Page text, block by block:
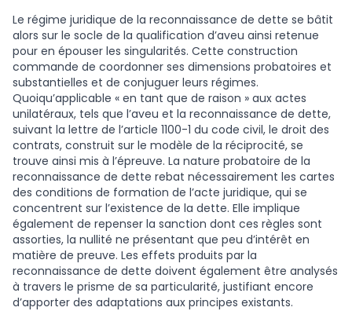
Le régime juridique de la reconnaissance de dette se bâtit
alors sur le socle de la qualification d’aveu ainsi retenue
pour en épouser les singularités. Cette construction
commande de coordonner ses dimensions probatoires et
substantielles et de conjuguer leurs régimes.
Quoiqu’applicable « en tant que de raison » aux actes
unilatéraux, tels que l’aveu et la reconnaissance de dette,
suivant la lettre de l’article 1100-1 du code civil, le droit des
contrats, construit sur le modèle de la réciprocité, se
trouve ainsi mis à l’épreuve. La nature probatoire de la
reconnaissance de dette rebat nécessairement les cartes
des conditions de formation de l’acte juridique, qui se
concentrent sur l’existence de la dette. Elle implique
également de repenser la sanction dont ces règles sont
assorties, la nullité ne présentant que peu d’intérêt en
matière de preuve. Les effets produits par la
reconnaissance de dette doivent également être analysés
à travers le prisme de sa particularité, justifiant encore
d’apporter des adaptations aux principes existants.